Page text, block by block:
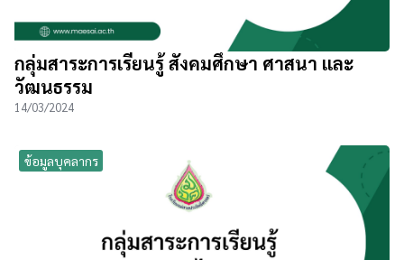
กลุ่มสาระการเรียนรู้ สังคมศึกษา ศาสนา และ
วัฒนธรรม
14/03/2024
ข้อมูลบุคลากร